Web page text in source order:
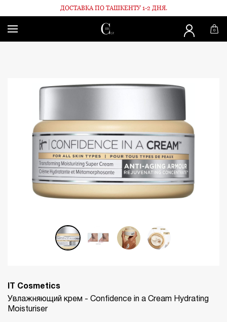
ДОСТАВКА ПО ТАШКЕНТУ 1-2 ДНЯ.
0
Для лица Увлажняющий крем - Confidence in a
IT Cosmetics
Увлажняющий крем - Confidence in a Cream Hydrating
Moisturiser